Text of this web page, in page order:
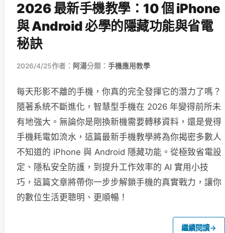
2026 最新手機教學：10 個 iPhone
與 Android 必學的隱藏功能與省電
秘訣
2026/4/25作者： 阿湯分類： 手機應用教學
每天形影不離的手機，你真的完全發揮它的潛力了嗎？
隨著系統不斷進化，智慧型手機在 2026 年變得前所未
有地強大。無論你是剛換新機需要轉移資料，還是覺得
手機耗電如流水，這篇最新手機教學將為你揭密多數人
不知道的 iPhone 與 Android 隱藏功能。從極致省電設
定、隱私安全防護，到提升工作效率的 AI 實用小技
巧，這篇文章將帶你一步步解鎖手機的真實戰力，讓你
的數位生活更聰明、更順暢！
繼續閱讀→